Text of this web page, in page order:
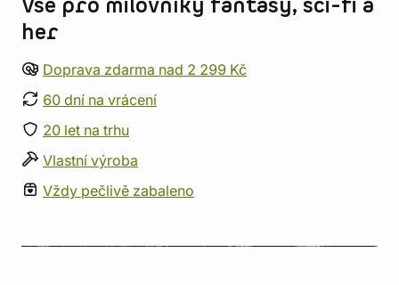
Vše pro milovníky fantasy, sci-fi a
her
Doprava zdarma nad 2 299 Kč
60 dní na vrácení
20 let na trhu
Vlastní výroba
Vždy pečlivě zabaleno